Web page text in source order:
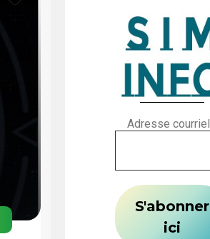
Adresse courriel